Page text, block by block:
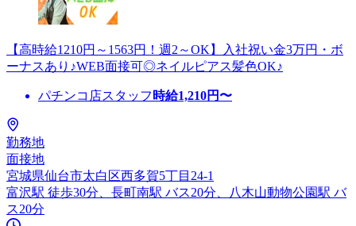
【高時給1210円～1563円！週2～OK】入社祝い金3万円・ボ
ーナスあり♪WEB面接可◎ネイルピアス髪色OK♪
パチンコ店スタッフ 時給1,210円〜
勤務地
面接地
宮城県仙台市太白区西多賀5丁目24-1
富沢駅 徒歩30分、長町南駅 バス20分、八木山動物公園駅 バ
ス20分